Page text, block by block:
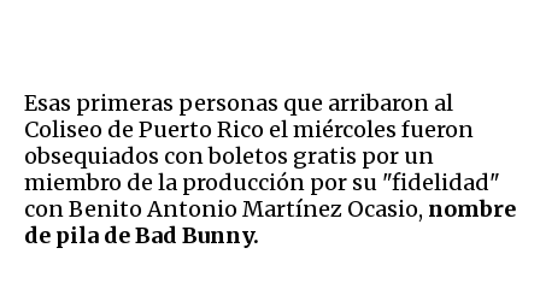
Esas primeras personas que arribaron al
Coliseo de Puerto Rico el miércoles fueron
obsequiados con boletos gratis por un
miembro de la producción por su "fidelidad"
con Benito Antonio Martínez Ocasio, nombre
de pila de Bad Bunny.